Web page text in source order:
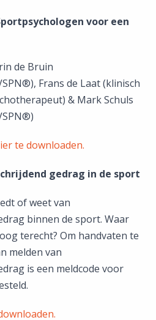
voor een
de Bruin
Frans de Laat (klinisch
& Mark Schuls
te downloaden.
gedrag in de sport
of weet van
binnen de sport. Waar
terecht? Om handvaten te
melden van
is een meldcode voor